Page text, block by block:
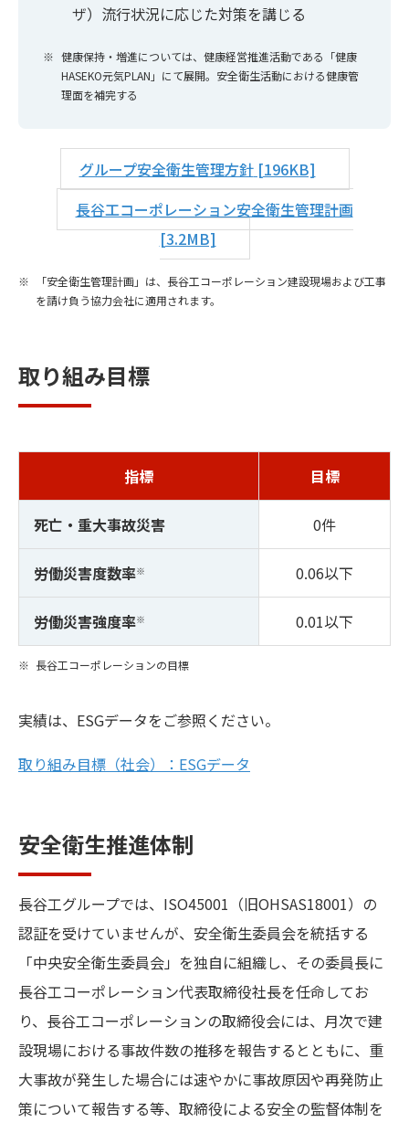
ザ）流行状況に応じた対策を講じる
健康保持・増進については、健康経営推進活動である「健康
HASEKO元気PLAN」にて展開。安全衛生活動における健康管
理面を補完する
グループ安全衛生管理方針[196KB]
長谷工コーポレーション安全衛生管理計画
[3.2MB]
「安全衛生管理計画」は、長谷工コーポレーション建設現場および工事
を請け負う協力会社に適用されます。
取り組み目標
指標 目標
死亡・重大事故災害 0件
労働災害度数率※ 0.06以下
労働災害強度率※ 0.01以下
長谷工コーポレーションの目標
実績は、ESGデータをご参照ください。
取り組み目標（社会）：ESGデータ
安全衛生推進体制
長谷工グループでは、ISO45001（旧OHSAS18001）の
認証を受けていませんが、安全衛生委員会を統括する
「中央安全衛生委員会」を独自に組織し、その委員長に
長谷工コーポレーション代表取締役社長を任命してお
り、長谷工コーポレーションの取締役会には、月次で建
設現場における事故件数の推移を報告するとともに、重
大事故が発生した場合には速やかに事故原因や再発防止
策について報告する等、取締役による安全の監督体制を